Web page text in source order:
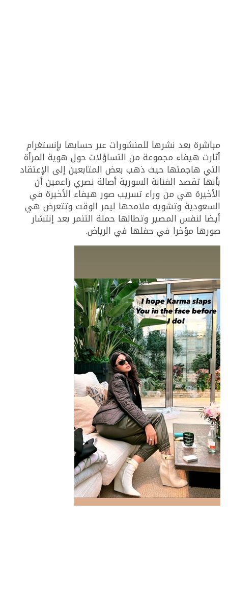
مباشرة بعد نشرها للمنشورات عبر حسابها بإنستغرام
أثارت هيفاء مجموعة من التساؤلات حول هوية المرأة
التي هاجمتها حيث ذهب بعض المتابعين إلى الإعتقاد
بأنها تقصد الفنانة السورية أصالة نصري زاعمين أن
الأخيرة هي من وراء تسريب صور هيفاء الأخيرة في
السعودية وتشويه ملامحها ليمر الوقت وتتعرض هي
أيضا لنفس المصير وتطالها حملة التنمر بعد إنتشار
صورها مؤخرا في حفلها في الرياض.